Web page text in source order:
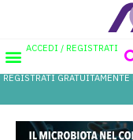
ACCEDI / REGISTRATI
REGISTRATI